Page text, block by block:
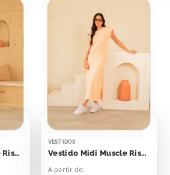
Vestido Midi Muscle Risca de Giz Azul Marinho
VESTIDOS
Vestido Midi Muscle Risca de Giz Laranja Candy
A partir de: